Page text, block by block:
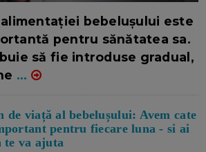
bebelușului este
pentru sănătatea sa.
să fie introduse gradual,
...
de viață al bebelușului: Avem cate
pentru fiecare luna - si ai
te va ajuta